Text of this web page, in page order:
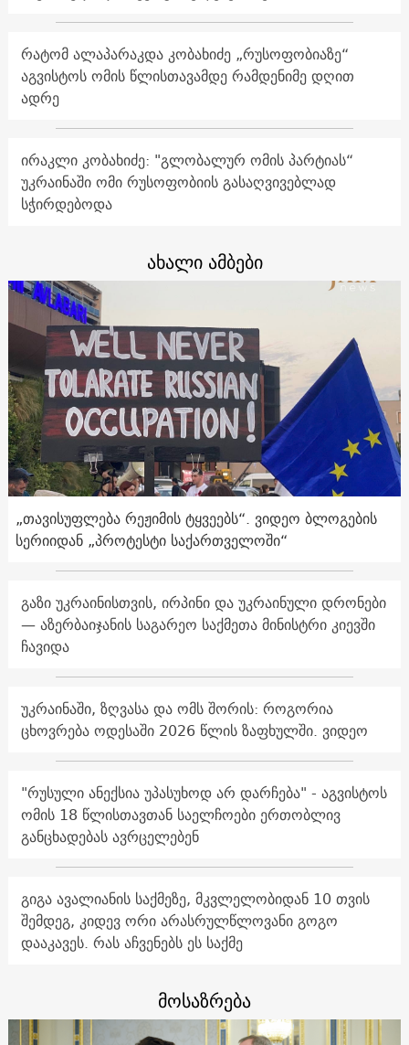
რატომ ალაპარაკდა კობახიძე „რუსოფობიაზე“
აგვისტოს ომის წლისთავამდე რამდენიმე დღით
ადრე
ირაკლი კობახიძე: "გლობალურ ომის პარტიას“
უკრაინაში ომი რუსოფობიის გასაღვივებლად
სჭირდებოდა
ახალი ამბები
„თავისუფლება რეჟიმის ტყვეებს“. ვიდეო ბლოგების
სერიიდან „პროტესტი საქართველოში“
გაზი უკრაინისთვის, ირპინი და უკრაინული დრონები
— აზერბაიჯანის საგარეო საქმეთა მინისტრი კიევში
ჩავიდა
უკრაინაში, ზღვასა და ომს შორის: როგორია
ცხოვრება ოდესაში 2026 წლის ზაფხულში. ვიდეო
"რუსული ანექსია უპასუხოდ არ დარჩება" - აგვისტოს
ომის 18 წლისთავთან საელჩოები ერთობლივ
განცხადებას ავრცელებენ
გიგა ავალიანის საქმეზე, მკვლელობიდან 10 თვის
შემდეგ, კიდევ ორი არასრულწლოვანი გოგო
დააკავეს. რას აჩვენებს ეს საქმე
მოსაზრება